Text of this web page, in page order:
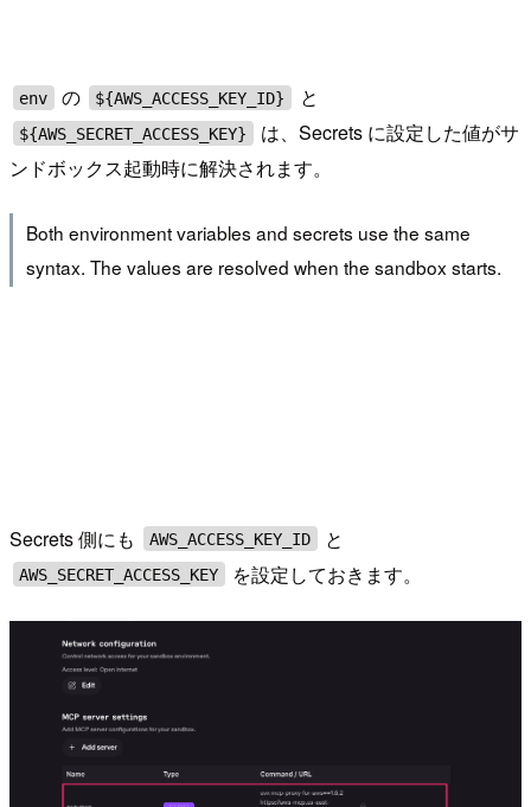
env の ${AWS_ACCESS_KEY_ID} と
${AWS_SECRET_ACCESS_KEY}
は、Secrets に設定した値がサ
ンドボックス起動時に解決されます。
Both environment variables and secrets use the same
syntax. The values are resolved when the sandbox starts.
Secrets 側にも AWS_ACCESS_KEY_ID と
AWS_SECRET_ACCESS_KEY を設定しておきます。